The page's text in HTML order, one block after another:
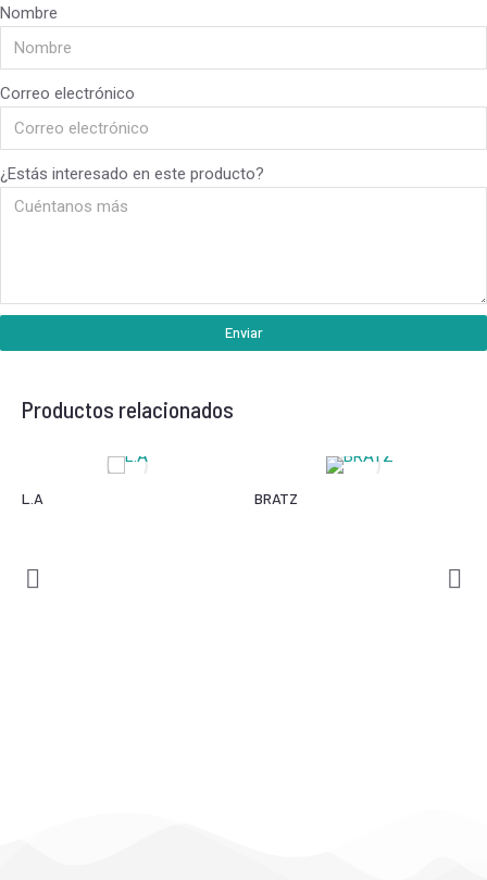
Nombre
Correo electrónico
¿Estás interesado en este producto?
Enviar
Productos relacionados
L.A BRATZ